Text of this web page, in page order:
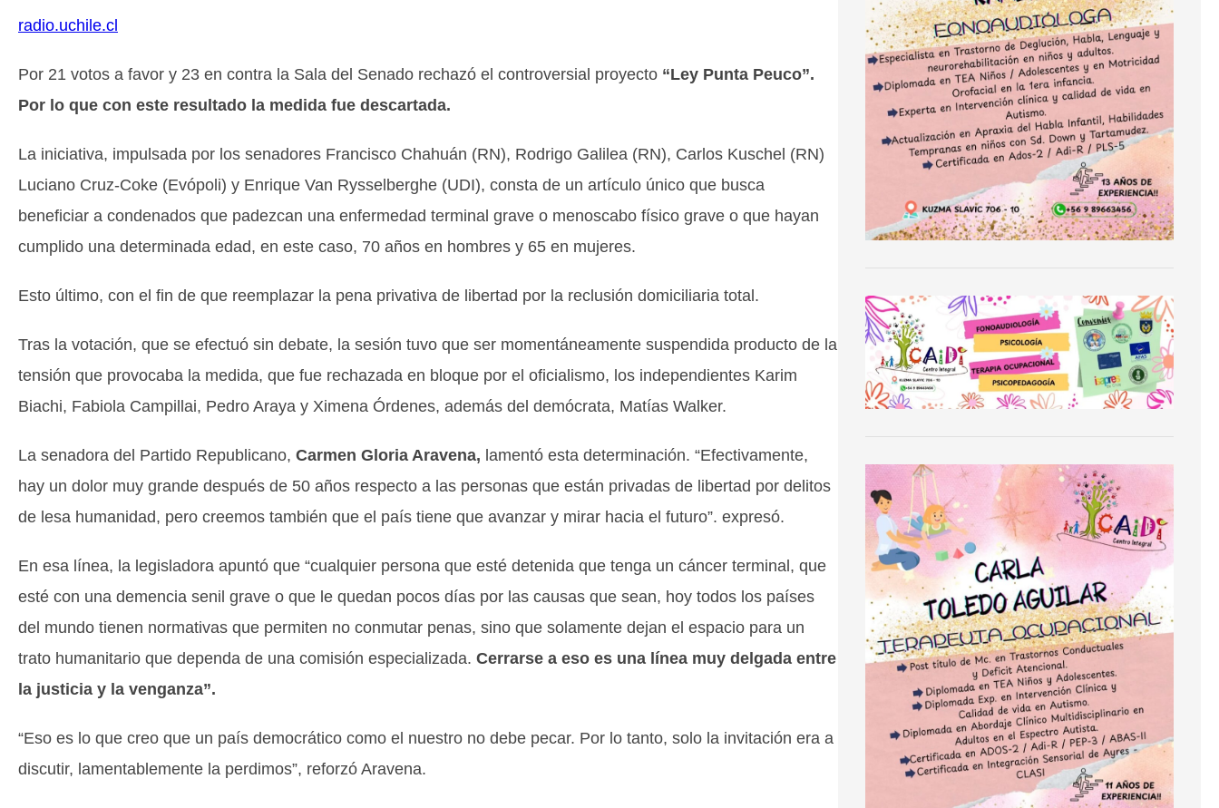
radio.uchile.cl
Por 21 votos a favor y 23 en contra la Sala del Senado rechazó el controversial proyecto “Ley Punta Peuco”.
Por lo que con este resultado la medida fue descartada.
La iniciativa, impulsada por los senadores Francisco Chahuán (RN), Rodrigo Galilea (RN), Carlos Kuschel (RN)
Luciano Cruz-Coke (Evópoli) y Enrique Van Rysselberghe (UDI), consta de un artículo único que busca
beneficiar a condenados que padezcan una enfermedad terminal grave o menoscabo físico grave o que hayan
cumplido una determinada edad, en este caso, 70 años en hombres y 65 en mujeres.
Esto último, con el fin de que reemplazar la pena privativa de libertad por la reclusión domiciliaria total.
Tras la votación, que se efectuó sin debate, la sesión tuvo que ser momentáneamente suspendida producto de la
tensión que provocaba la medida, que fue rechazada en bloque por el oficialismo, los independientes Karim
Biachi, Fabiola Campillai, Pedro Araya y Ximena Órdenes, además del demócrata, Matías Walker.
La senadora del Partido Republicano, Carmen Gloria Aravena, lamentó esta determinación. “Efectivamente,
hay un dolor muy grande después de 50 años respecto a las personas que están privadas de libertad por delitos
de lesa humanidad, pero creemos también que el país tiene que avanzar y mirar hacia el futuro”. expresó.
En esa línea, la legisladora apuntó que “cualquier persona que esté detenida que tenga un cáncer terminal, que
esté con una demencia senil grave o que le quedan pocos días por las causas que sean, hoy todos los países
del mundo tienen normativas que permiten no conmutar penas, sino que solamente dejan el espacio para un
trato humanitario que dependa de una comisión especializada. Cerrarse a eso es una línea muy delgada entre
la justicia y la venganza”.
“Eso es lo que creo que un país democrático como el nuestro no debe pecar. Por lo tanto, solo la invitación era a
discutir, lamentablemente la perdimos”, reforzó Aravena.